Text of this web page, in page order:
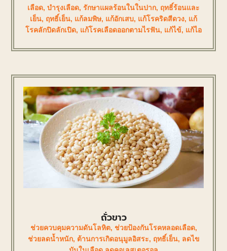
เลือด, บำรุงเลือด, รักษาแผลร้อนในในปาก, ฤทธิ์ร้อนและ
เย็น, ฤทธิ์เย็น, แก้ลมพิษ, แก้อักเสบ, แก้โรคริดสีดวง, แก้
โรคลักปิดลักเปิด, แก้โรคเลือดออกตามไรฟัน, แก้ไข้, แก้ไอ
ถั่วขาว
ช่วยควบคุมความดันโลหิต, ช่วยป้องกันโรคหลอดเลือด,
ช่วยลดน้ำหนัก, ต้านการเกิดอนุมูลอิสระ, ฤทธิ์เย็น, ลดไข